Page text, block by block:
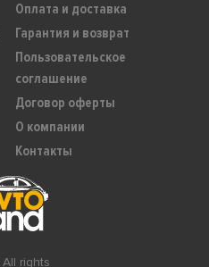
rights
Оплата и доставка
Гарантия и возврат
Пользовательское
соглашение
Договор оферты
О компании
Контакты